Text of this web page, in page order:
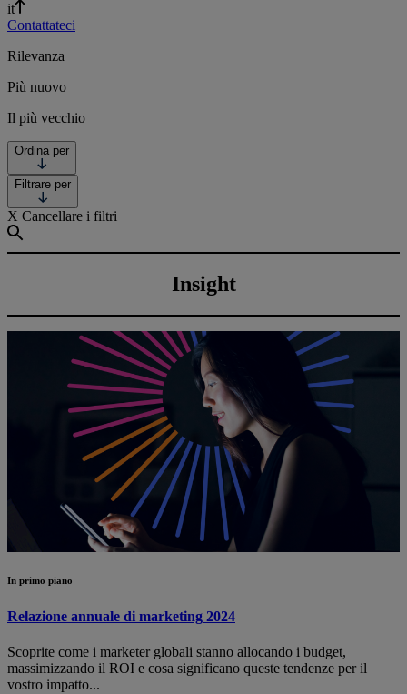
it
Contattateci
Rilevanza
Più nuovo
Il più vecchio
Ordina per
Filtrare per
X Cancellare i filtri
Insight
In primo piano
Relazione annuale di marketing 2024
Scoprite come i marketer globali stanno allocando i budget,
massimizzando il ROI e cosa significano queste tendenze per il
vostro impatto...